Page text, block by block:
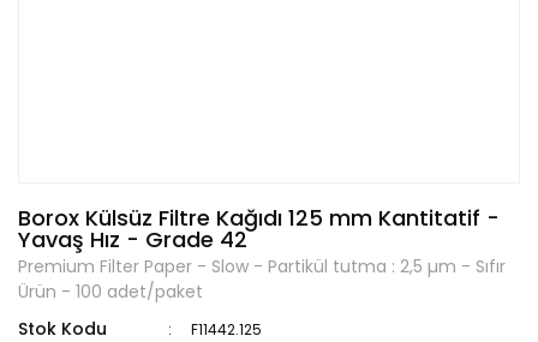
Borox Külsüz Filtre Kağıdı 125 mm Kantitatif -
Yavaş Hız - Grade 42
Premium Filter Paper - Slow - Partikül tutma : 2,5 µm - Sıfır
Ürün - 100 adet/paket
Stok Kodu
F11442.125